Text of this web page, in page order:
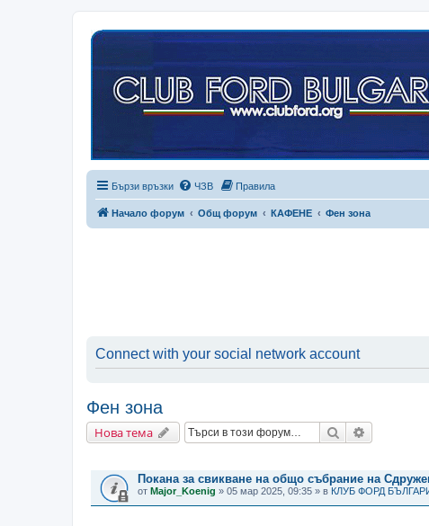
Бързи връзки ЧЗВ Правила
Начало форум Общ форум КАФЕНЕ Фен зона
Connect with your social network account
Фен зона
Нова тема Търсене
Покана за свикване на общо събрание на
от Major_Koenig » 05 мар 2025, 09:35 » в КЛУБ ФОРД